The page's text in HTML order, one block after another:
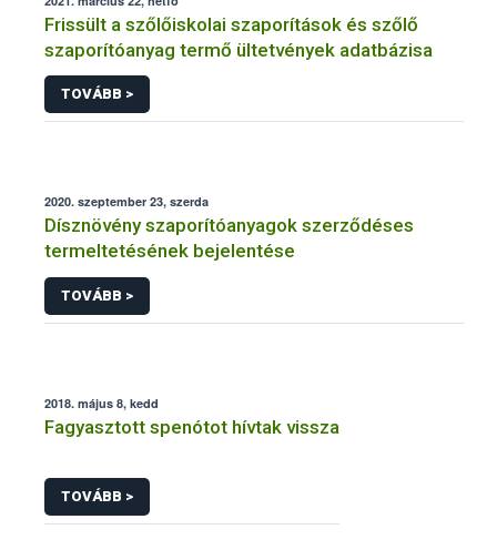
Frissült a szőlőiskolai szaporítások és szőlő
szaporítóanyag termő ültetvények adatbázisa
TOVÁBB >
2020. szeptember 23, szerda
Dísznövény szaporítóanyagok szerződéses
termeltetésének bejelentése
TOVÁBB >
2018. május 8, kedd
Fagyasztott spenótot hívtak vissza
TOVÁBB >